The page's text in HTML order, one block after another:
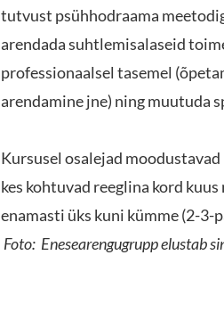
tutvust psühhodraama
arendada suhtlemisalaseid
professionaalsel tasemel
arendamine jne) ning muutuda
Kursusel osalejad
kes kohtuvad reeglina kord
enamasti üks kuni kümme (2-3-
Foto: Enesearengugrupp elustab